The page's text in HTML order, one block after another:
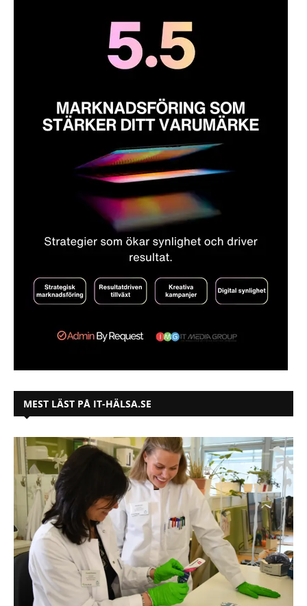
MEST LÄST PÅ IT-HÄLSA.SE